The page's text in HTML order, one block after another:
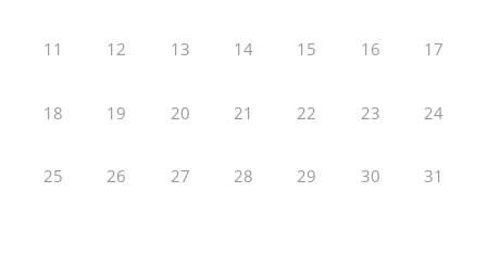
11 12 13 14 15 16 17
18 19 20 21 22 23 24
25 26 27 28 29 30 31